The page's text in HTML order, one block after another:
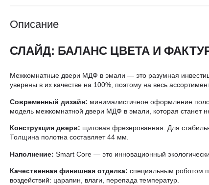
Описание
СЛАЙД: БАЛАНС ЦВЕТА И
Межкомнатные двери МДФ в эмали — это разумная
уверены в их качестве на 100%, поэтому на весь
Современный дизайн: минималистичное оформление
модель межкомнатной двери МДФ в эмали, которая станет
Конструкция двери: щитовая фрезерованная. Для
Толщина полотна составляет 44 мм.
Наполнение: Smart Core — это инновационный
Качественная финишная отделка: специальным роботом
воздействий: царапин, влаги, перепада температур.